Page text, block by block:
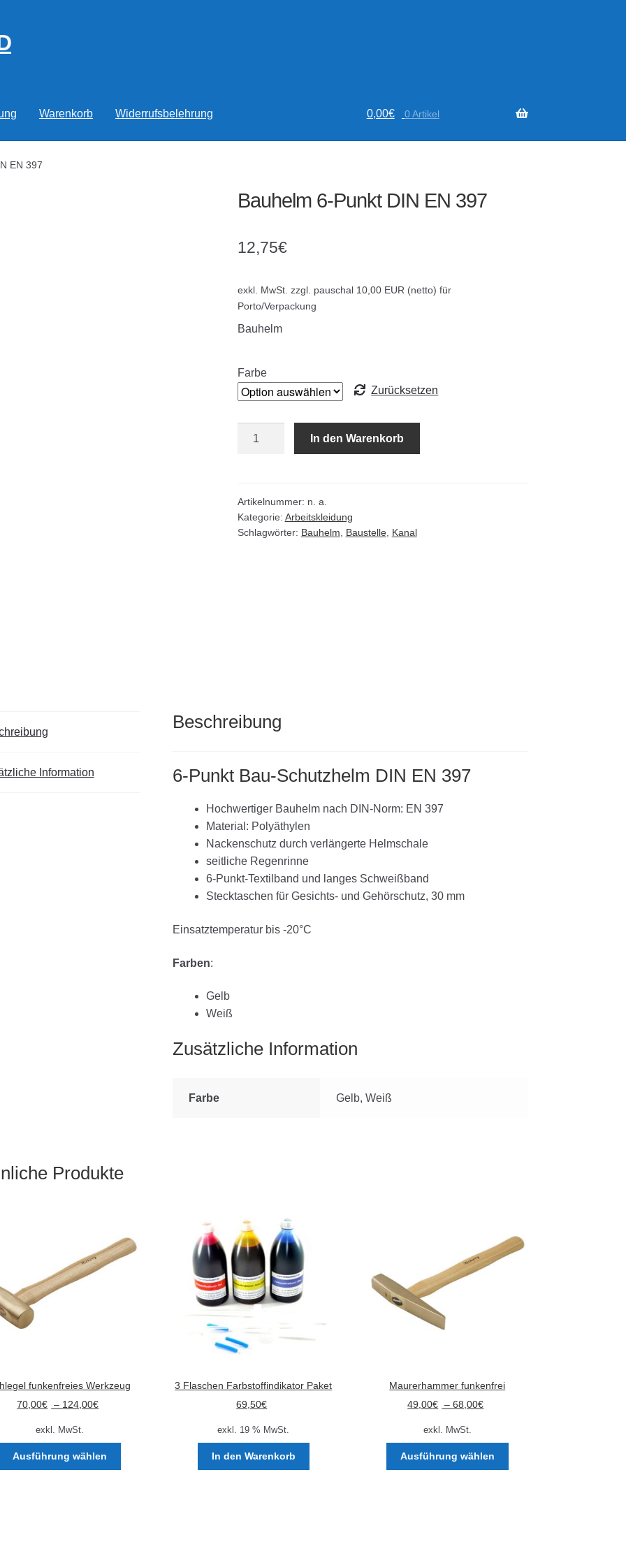
Warenkorb Widerrufsbelehrung 0,00€ 0 Artikel
EN 397
Bauhelm 6-Punkt DIN EN 397
12,75€
exkl. MwSt. zzgl. pauschal 10,00 EUR (netto) für
Porto/Verpackung
Bauhelm
Farbe
Zurücksetzen
EN
397
Menge
In den Warenkorb
Artikelnummer: n. a.
Kategorie: Arbeitskleidung
Schlagwörter: Bauhelm Baustelle, Kanal
Information
Beschreibung
6-Punkt Bau-Schutzhelm DIN EN 397
Hochwertiger Bauhelm nach DIN-Norm: EN 397
Material: Polyäthylen
Nackenschutz durch verlängerte Helmschale
seitliche Regenrinne
6-Punkt-Textilband und langes Schweißband
Stecktaschen für Gesichts- und Gehörschutz, 30 mm
Einsatztemperatur bis -20°C
Farben:
Gelb
Weiß
Zusätzliche Information
Farbe Gelb, Weiß
Produkte
funkenfreies Werkzeug
70,00€ – 124,00€
exkl. MwSt.
Ausführung wählen
3 Flaschen Farbstoffindikator Paket
69,50€
exkl. 19 % MwSt.
In den Warenkorb
Maurerhammer funkenfrei
49,00€ –68,00€
exkl. MwSt.
Ausführung wählen